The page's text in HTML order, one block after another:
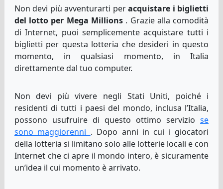
Non devi più avventurarti peracquistare i biglietti
del lotto per Mega Millions . Grazie alla comodità
di Internet, puoi semplicemente acquistare tutti i
biglietti per questa lotteria che desideri in questo
momento, in qualsiasi momento, in Italia
direttamente dal tuo computer.
Non devi più vivere negli Stati Uniti, poiché i
residenti di tutti i paesi del mondo, inclusa l’Italia,
possono usufruire di questo ottimo serviziose
sono maggiorenni . Dopo anni in cui i giocatori
della lotteria si limitano solo alle lotterie locali e con
Internet che ci apre il mondo intero, è sicuramente
un’idea il cui momento è arrivato.